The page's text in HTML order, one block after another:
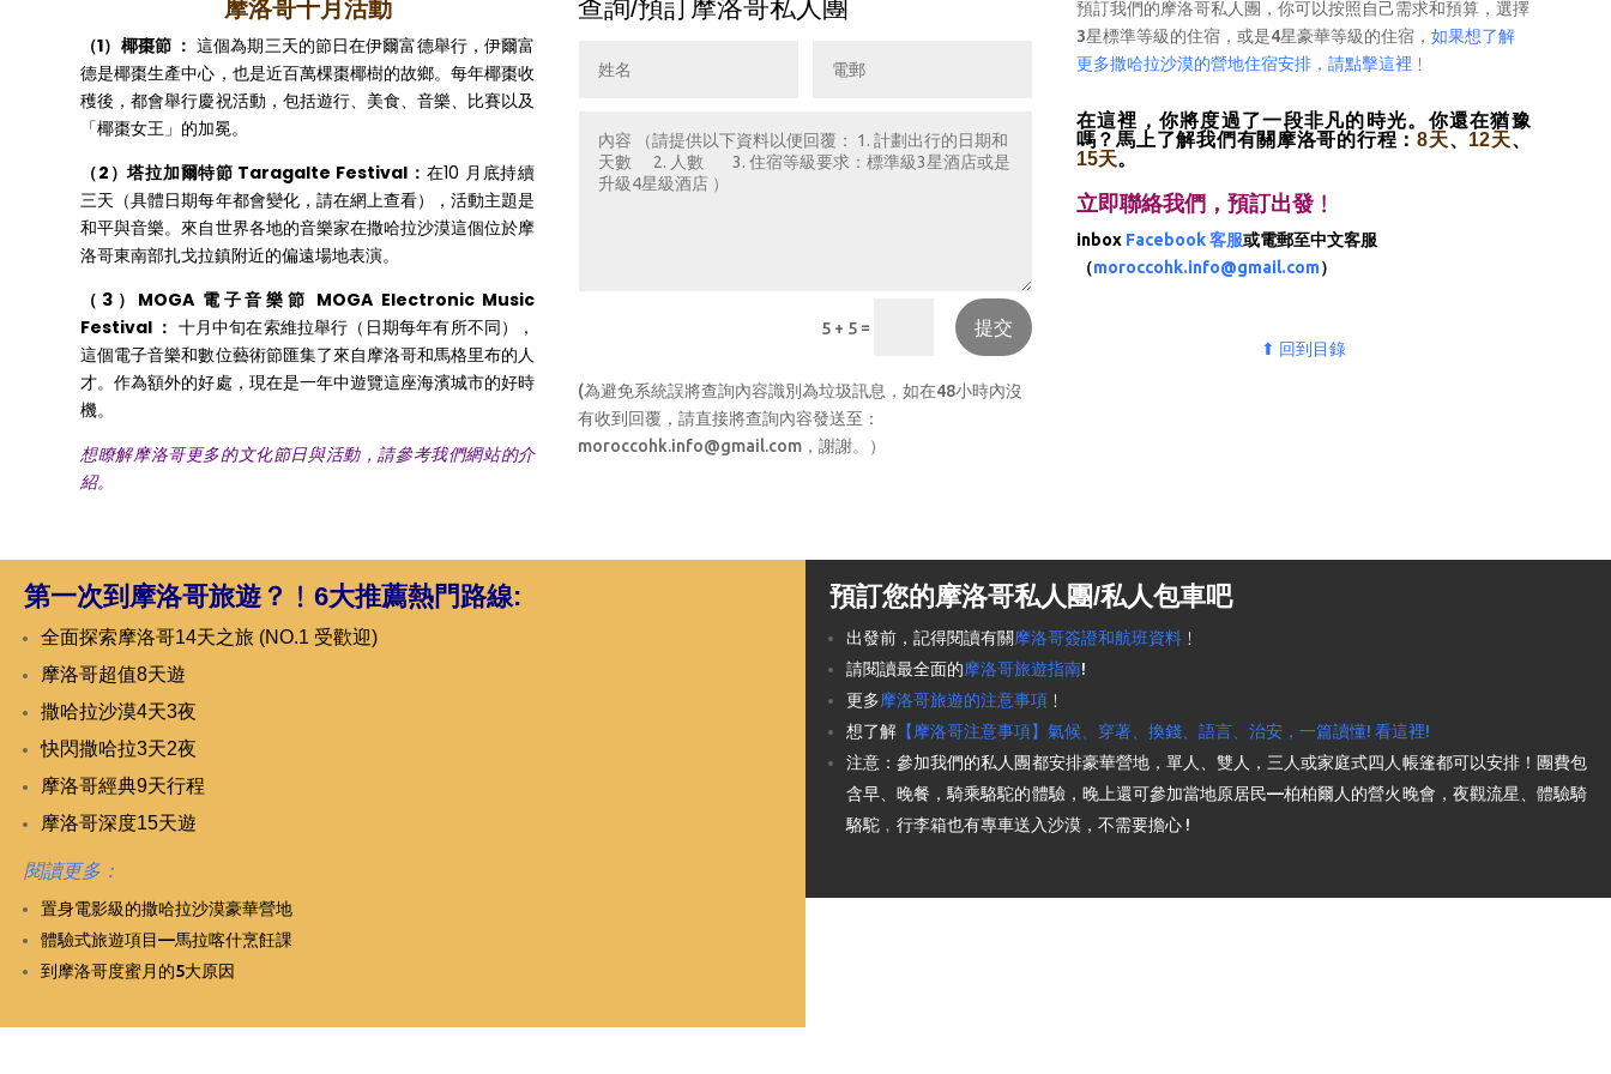
摩洛哥十月活動
（1）椰棗節 ： 這個為期三天的節日在伊爾富德舉行，伊爾富
德是椰棗生產中心，也是近百萬棵棗椰樹的故鄉。每年椰棗收
穫後，都會舉行慶祝活動，包括遊行、美食、音樂、比賽以及
「椰棗女王」的加冕。
（2）塔拉加爾特節 Taragalte Festival： 在10 月底持續
三天（具體日期每年都會變化，請在網上查看），活動主題是
和平與音樂。來自世界各地的音樂家在撒哈拉沙漠這個位於摩
洛哥東南部扎戈拉鎮附近的偏遠場地表演。
（3）MOGA 電子音樂節 MOGA Electronic Music
Festival ： 十月中旬在索維拉舉行（日期每年有所不同），
這個電子音樂和數位藝術節匯集了來自摩洛哥和馬格里布的人
才。作為額外的好處，現在是一年中遊覽這座海濱城市的好時
機。
想瞭解摩洛哥更多的文化節日與活動，請參考我們網站的介
紹。
查詢/預訂摩洛哥私人團
5 + 5 = 提交
(為避免系統誤將查詢內容識別為垃圾訊息，如在48小時內沒
有收到回覆，請直接將查詢內容發送至：
moroccohk.info@gmail.com，謝謝。）
預訂我們的摩洛哥私人團，你可以按照自己需求和預算，選擇
3星標準等級的住宿，或是4星豪華等級的住宿， 如果想了解
更多撒哈拉沙漠的營地住宿安排，請點擊這裡 ﹗
在這裡，你將度過了一段非凡的時光。你還在猶豫
嗎？馬上了解我們有關摩洛哥的行程：8天、 12天、
15天。
立即聯絡我們，預訂出發﹗
inboxFacebook 客服或電郵至中文客服
（moroccohk.info@gmail.com）
⬆ 回到目錄
第一次到摩洛哥旅遊？﹗ 6大推薦熱門路線:
全面探索摩洛哥14天之旅 (NO.1 受歡迎)
摩洛哥超值8天遊
撒哈拉沙漠4天3夜
快閃撒哈拉3天2夜
摩洛哥經典9天行程
摩洛哥深度15天遊
閱讀更多：
置身電影級的撒哈拉沙漠豪華營地
體驗式旅遊項目—馬拉喀什烹飪課
到摩洛哥度蜜月的5大原因
預訂您的摩洛哥私人團/私人包車吧
出發前，記得閱讀有關摩洛哥簽證和航班資料 ﹗
請閱讀最全面的摩洛哥旅遊指南!
更多摩洛哥旅遊的注意事項 ﹗
想了解 【摩洛哥注意事項】氣候、穿著、換錢、語言、治安，一篇讀懂! 看這裡!
注意：參加我們的私人團都安排豪華營地，單人、雙人，三人或家庭式四人帳篷都可以安排！團費包
含早、晚餐，騎乘駱駝的體驗，晚上還可參加當地原居民—柏柏爾人的營火晚會，夜觀流星、體驗騎
駱駝﹐行李箱也有專車送入沙漠，不需要擔心 !